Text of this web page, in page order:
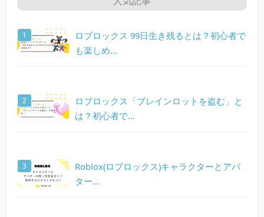
ロブロックス 99日生き残るとは？初心者で
も楽しめ…
ロブロックス「ブレインロットを盗む」と
は？初心者で…
Roblox(ロブロックス)キャラクターとアバ
ター…